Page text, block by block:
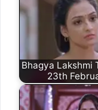
Bhagya Lakshmi
23th